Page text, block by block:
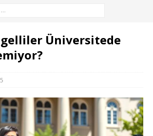
Üniversitede